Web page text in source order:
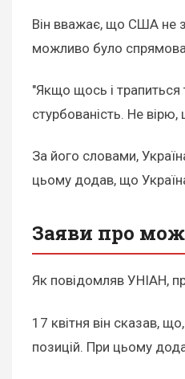
Він вважає, що США не
можливо було
"Якщо щось і трапиться
стурбованість. Не
За його словами,
цьому додав, що
Заяви про
Як повідомляв УНІАН,
17 квітня він сказав,
позицій. При цьому